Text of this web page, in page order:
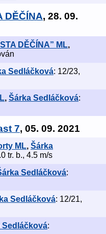
DĚČÍNA, 28. 09.
DĚČÍNA” ML,
Sedláčková: 12/23,
, Šárka Sedláčková:
7, 05. 09. 2021
ML, Šárka
tr. b., 4.5 m/s
Sedláčková:
Sedláčková: 12/21,
Sedláčková: